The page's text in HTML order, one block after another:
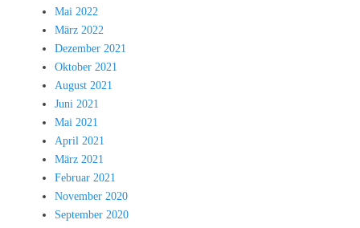
Mai 2022
März 2022
Dezember 2021
Oktober 2021
August 2021
Juni 2021
Mai 2021
April 2021
März 2021
Februar 2021
November 2020
September 2020